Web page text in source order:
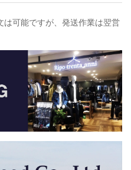
可能ですが、発送作業は翌営